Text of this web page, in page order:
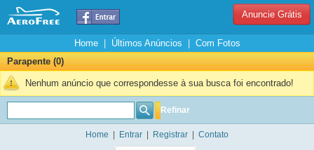
Anuncie Grátis
Home| Últimos Anúncios
Com Fotos
Parapente (0)
Nenhum anúncio que correspondesse à sua busca foi encontrado!
Refinar
Home Entrar Registrar Contato